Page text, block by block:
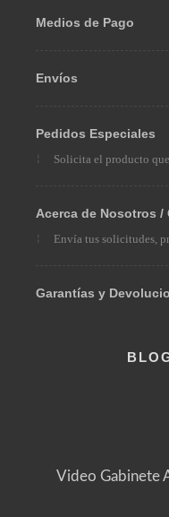
Medios de Pago
Envíos
Pedidos Especiales
Solicita el producto
Acerca de Nosotros /
Envía tus solicitudes,
Garantías y
Video Gabinete